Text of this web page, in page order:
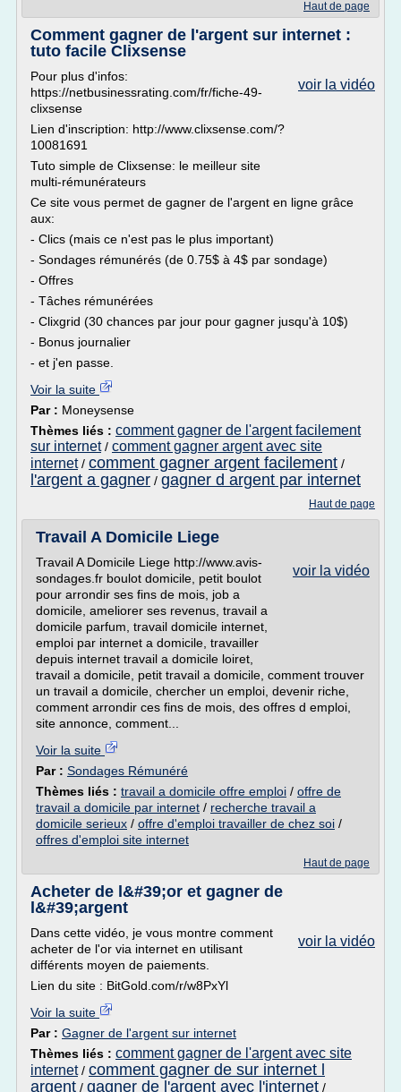
Haut de page
Comment gagner de l'argent sur internet :
tuto facile Clixsense
voir la vidéo
Pour plus d'infos:
https://netbusinessrating.com/fr/fiche-49-
clixsense
Lien d'inscription: http://www.clixsense.com/?
10081691
Tuto simple de Clixsense: le meilleur site
multi-rémunérateurs
Ce site vous permet de gagner de l'argent en ligne grâce
aux:
- Clics (mais ce n'est pas le plus important)
- Sondages rémunérés (de 0.75$ à 4$ par sondage)
- Offres
- Tâches rémunérées
- Clixgrid (30 chances par jour pour gagner jusqu'à 10$)
- Bonus journalier
- et j'en passe.
Voir la suite
Par : Moneysense
Thèmes liés : comment gagner de l'argent facilement
sur internet/ comment gagner argent avec site
internet/ comment gagner argent facilement /
l'argent a gagner / gagner d argent par internet
Haut de page
Travail A Domicile Liege
voir la vidéo
Travail A Domicile Liege http://www.avis-
sondages.fr boulot domicile, petit boulot
pour arrondir ses fins de mois, job a
domicile, ameliorer ses revenus, travail a
domicile parfum, travail domicile internet,
emploi par internet a domicile, travailler
depuis internet travail a domicile loiret,
travail a domicile, petit travail a domicile, comment trouver
un travail a domicile, chercher un emploi, devenir riche,
comment arrondir ces fins de mois, des offres d emploi,
site annonce, comment...
Voir la suite
Par : Sondages Rémunéré
Thèmes liés : travail a domicile offre emploi / offre de
travail a domicile par internet / recherche travail a
domicile serieux / offre d'emploi travailler de chez soi /
offres d'emploi site internet
Haut de page
Acheter de l&#39;or et gagner de
l&#39;argent
voir la vidéo
Dans cette vidéo, je vous montre comment
acheter de l'or via internet en utilisant
différents moyen de paiements.
Lien du site : BitGold.com/r/w8PxYl
Voir la suite
Par : Gagner de l'argent sur internet
Thèmes liés : comment gagner de l'argent avec site
internet/ comment gagner de sur internet l
argent / gagner de l'argent avec l'internet /